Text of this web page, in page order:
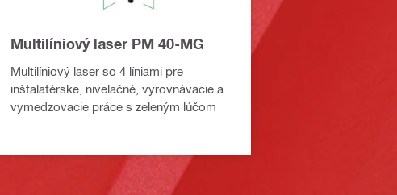
Multilíniový laser PM 40-MG
Multilíniový laser so 4 líniami pre
inštalatérske, nivelačné, vyrovnávacie a
vymedzovacie práce s zeleným lúčom